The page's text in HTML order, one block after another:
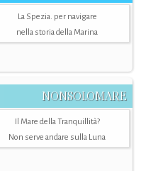
La Spezia. per navigare
nella storia della Marina
NONSOLOMARE
Il Mare della Tranquillità?
Non serve andare sulla Luna